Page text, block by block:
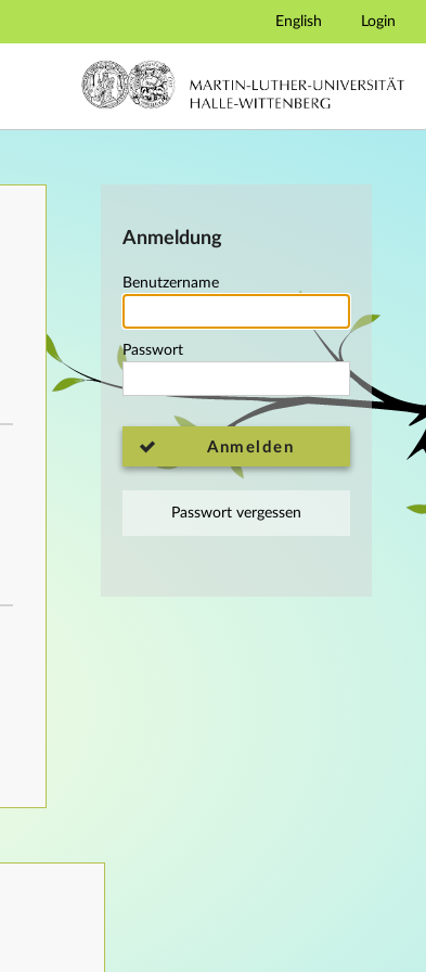
English Login
Anmeldung
Benutzername
Passwort
Anmelden
Passwort vergessen